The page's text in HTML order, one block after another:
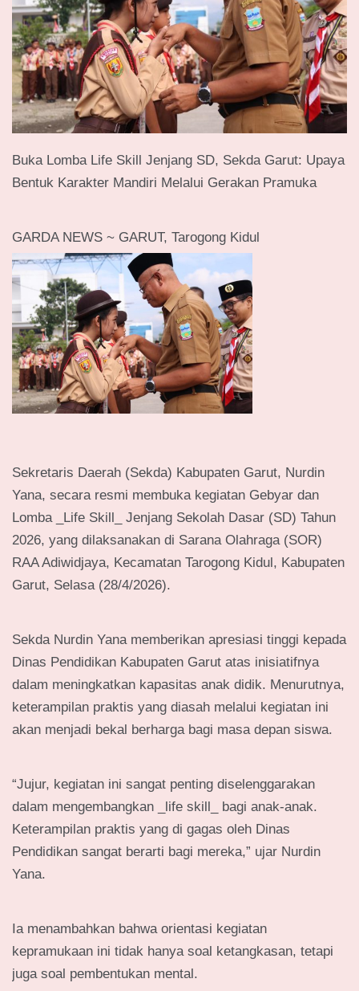
Buka Lomba Life Skill Jenjang SD, Sekda Garut: Upaya
Bentuk Karakter Mandiri Melalui Gerakan Pramuka
GARDA NEWS ~ GARUT, Tarogong Kidul
Sekretaris Daerah (Sekda) Kabupaten Garut, Nurdin
Yana, secara resmi membuka kegiatan Gebyar dan
Lomba _Life Skill_ Jenjang Sekolah Dasar (SD) Tahun
2026, yang dilaksanakan di Sarana Olahraga (SOR)
RAA Adiwidjaya, Kecamatan Tarogong Kidul, Kabupaten
Garut, Selasa (28/4/2026).
Sekda Nurdin Yana memberikan apresiasi tinggi kepada
Dinas Pendidikan Kabupaten Garut atas inisiatifnya
dalam meningkatkan kapasitas anak didik. Menurutnya,
keterampilan praktis yang diasah melalui kegiatan ini
akan menjadi bekal berharga bagi masa depan siswa.
“Jujur, kegiatan ini sangat penting diselenggarakan
dalam mengembangkan _life skill_ bagi anak-anak.
Keterampilan praktis yang di gagas oleh Dinas
Pendidikan sangat berarti bagi mereka,” ujar Nurdin
Yana.
Ia menambahkan bahwa orientasi kegiatan
kepramukaan ini tidak hanya soal ketangkasan, tetapi
juga soal pembentukan mental.